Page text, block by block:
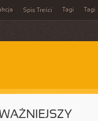
Spis Treści Tagi Tagi